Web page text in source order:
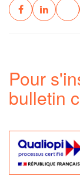
Pour
bulletin